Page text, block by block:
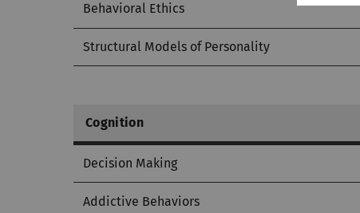
Behavioral Ethics
Structural Models of Personality
Cognition
Decision Making
Addictive Behaviors